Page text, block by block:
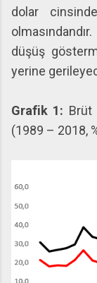
dolar
düşüş
yerine
Grafik 1: Brüt
(1989 – 2018,